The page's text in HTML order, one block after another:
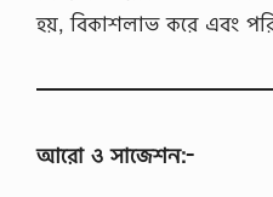
হয়, বিকাশলাভ করে এবং
আরো ও সাজেশন:-